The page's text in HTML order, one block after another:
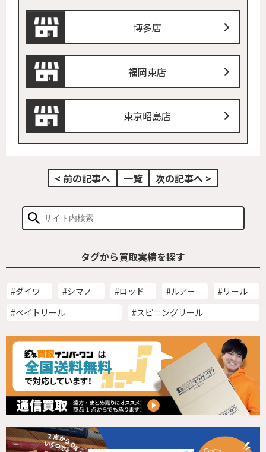
博多店
福岡東店
東京昭島店
< 前の記事へ 一覧 次の記事へ >
タグから買取実績を探す
#ダイワ #シマノ #ロッド #ルアー
#リール
#ベイトリール
#スピニングリール